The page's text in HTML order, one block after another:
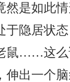
是如此
于隐居状
鼠……这
伸出一个